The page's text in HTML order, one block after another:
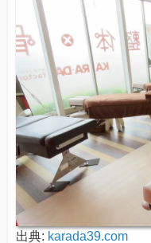
出典: karada39.com